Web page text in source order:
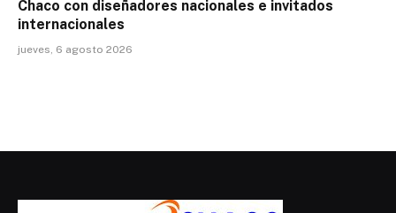
Chaco con diseñadores nacionales e invitados
internacionales
jueves, 6 agosto 2026